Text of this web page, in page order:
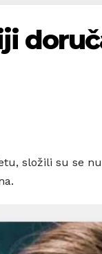
složili su se